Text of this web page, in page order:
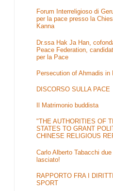
Forum Interreligioso di
per la pace presso la
Kanna
Dr.ssa Hak Ja Han,
Peace Federation,
per la Pace
Persecution of Ahmadis in
DISCORSO SULLA PACE
Il Matrimonio buddista
"THE AUTHORITIES OF
STATES TO GRANT
CHINESE RELIGIOUS
Carlo Alberto Tabacchi
lasciato!
RAPPORTO FRA I
SPORT